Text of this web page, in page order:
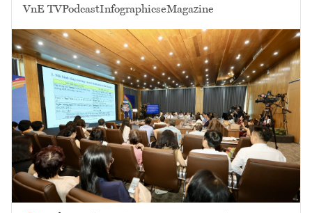
VnE TVPodcastInfographicseMagazine